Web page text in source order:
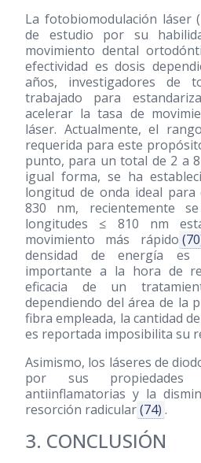
La fotobiomodulación láser
de estudio por su
movimiento dental
efectividad es dosis
años, investigadores de
trabajado para
acelerar la tasa de
láser. Actualmente, el
requerida para este
punto, para un total de 2 a
igual forma, se ha
longitud de onda ideal
830 nm, recientemente
longitudes ≤ 810 nm
movimiento más rápido
densidad de energía es
importante a la hora de
eficacia de un
dependiendo del área de la
fibra empleada, la cantidad
es reportada imposibilita su
Asimismo, los láseres de
por sus propiedades
antiinflamatorias y la
resorción radicular(74) .
3. CONCLUSIÓN